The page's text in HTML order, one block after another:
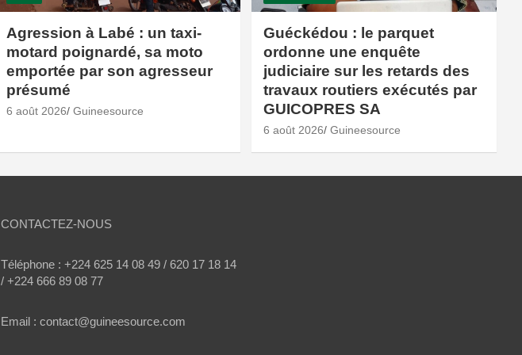
Agression à Labé : un taxi-
motard poignardé, sa moto
emportée par son agresseur
présumé
6 août 2026 Guineesource
Guéckédou : le parquet
ordonne une enquête
judiciaire sur les retards des
travaux routiers exécutés par
GUICOPRES SA
6 août 2026 Guineesource
CONTACTEZ-NOUS
Téléphone : +224 625 14 08 49 / 620 17 18 14
/ +224 666 89 08 77
Email : contact@guineesource.com